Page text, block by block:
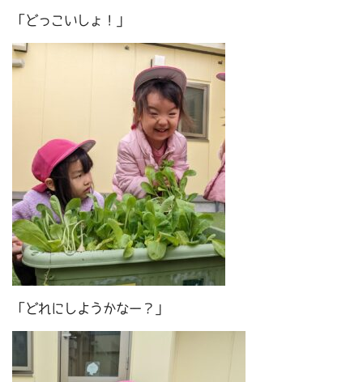
「どっこいしょ！」
「どれにしようかなー？」